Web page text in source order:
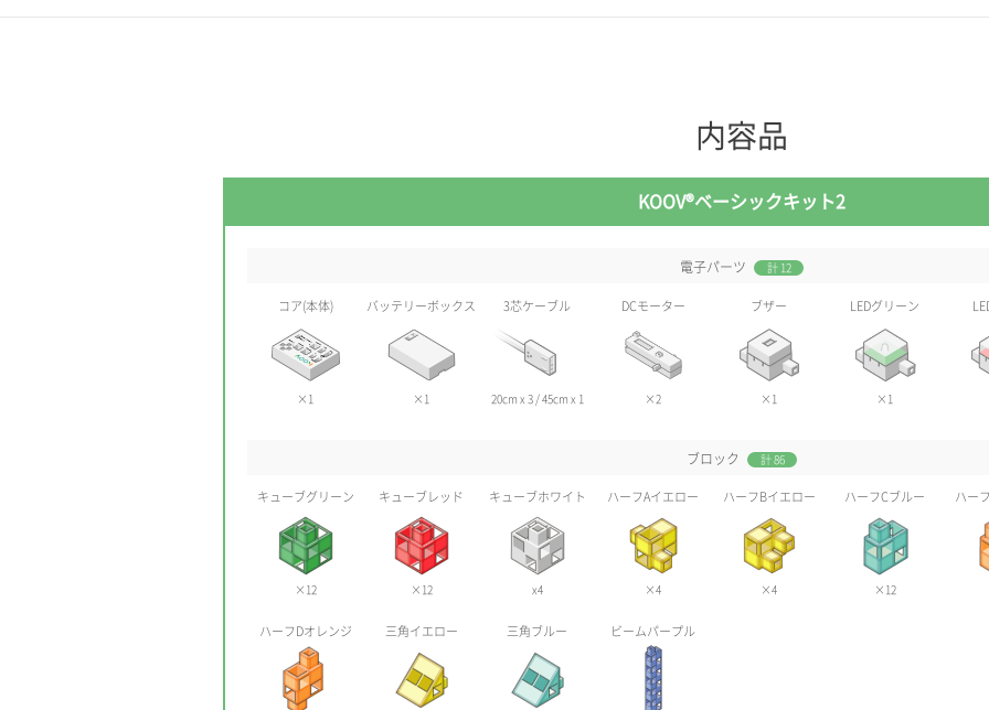
内容品
KOOV®ベーシックキット2
電子パーツ 計 12
コア(本体)
×1
バッテリーボックス
×1
3芯ケーブル
20cm x 3 / 45cm x 1
DCモーター
×2
ブザー
×1
LEDグリーン
×1
ブロック 計 86
キューブグリーン
×12
キューブレッド
×12
キューブホワイト
x4
ハーフAイエロー
×4
ハーフBイエロー
×4
ハーフCブルー
×12
ハー
ハーフDオレンジ 三角イエロー 三角ブルー ビームパープル